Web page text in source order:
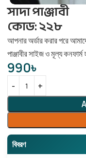
সাদা পাঞ্জাবী
কোড: ২২৮
আপনার অর্ডার করার পরে
পাঞ্জাবীর সাইজ ও মূল্য কনফার্ম
990৳
বিবরণ